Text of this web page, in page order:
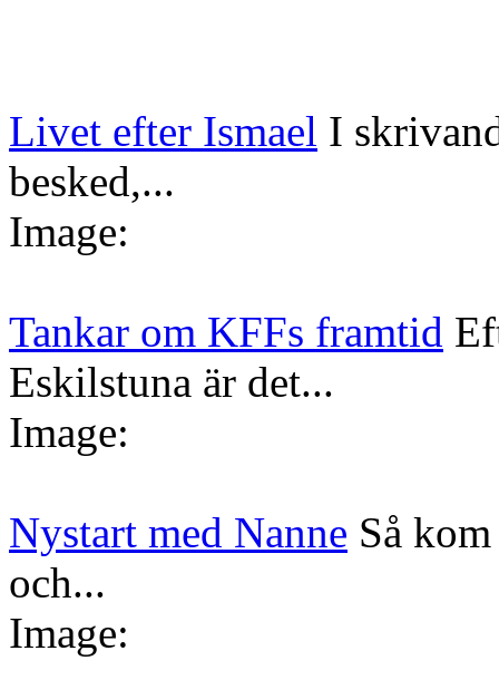
Livet efter Ismael I
besked,...
Image:
Tankar om KFFs framtid
Eskilstuna är det...
Image:
Nystart med Nanne Så
och...
Image: